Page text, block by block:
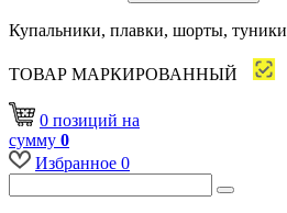
Купальники, плавки, шорты, туники
ТОВАР МАРКИРОВАННЫЙ
0 позиций на
сумму 0
Избранное 0